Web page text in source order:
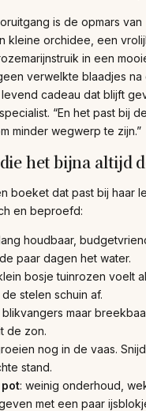
is de opmars van
kleine orchidee, een
in een
verwelkte blaadjes na
cadeau dat blijft
“En het past bij
minder wegwerp te zijn.”
het bijna altijd
boeket dat past bij haar
en beproefd:
houdbaar,
paar dagen het water.
bosje tuinrozen voelt
stelen schuin af.
blikvangers maar
de zon.
nog in de vaas.
stand.
: weinig onderhoud,
met een paar